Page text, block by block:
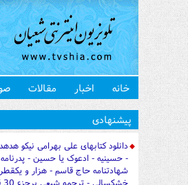
خانه اخبار مقالات
پیشنهادی
دانلود کتابهای علی بهرامی نیکو
- حسینیه - ادعوک یا حسین -
شهادتنامه حاج قاسم - هزار و